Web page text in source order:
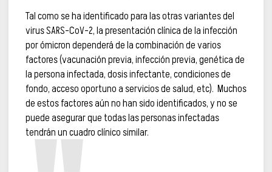
Tal como se ha identificado para las otras variantes del
virus SARS-CoV-2, la presentación clínica de la infección
por ómicron dependerá de la combinación de varios
factores (vacunación previa, infección previa, genética de
la persona infectada, dosis infectante, condiciones de
fondo, acceso oportuno a servicios de salud, etc). Muchos
de estos factores aún no han sido identificados, y no se
puede asegurar que todas las personas infectadas
tendrán un cuadro clínico similar.